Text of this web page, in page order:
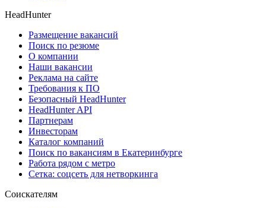
HeadHunter
Размещение вакансий
Поиск по резюме
О компании
Наши вакансии
Реклама на сайте
Требования к ПО
Безопасный HeadHunter
HeadHunter API
Партнерам
Инвесторам
Каталог компаний
Поиск по вакансиям в Екатеринбурге
Работа рядом с метро
Сетка: соцсеть для нетворкинга
Соискателям